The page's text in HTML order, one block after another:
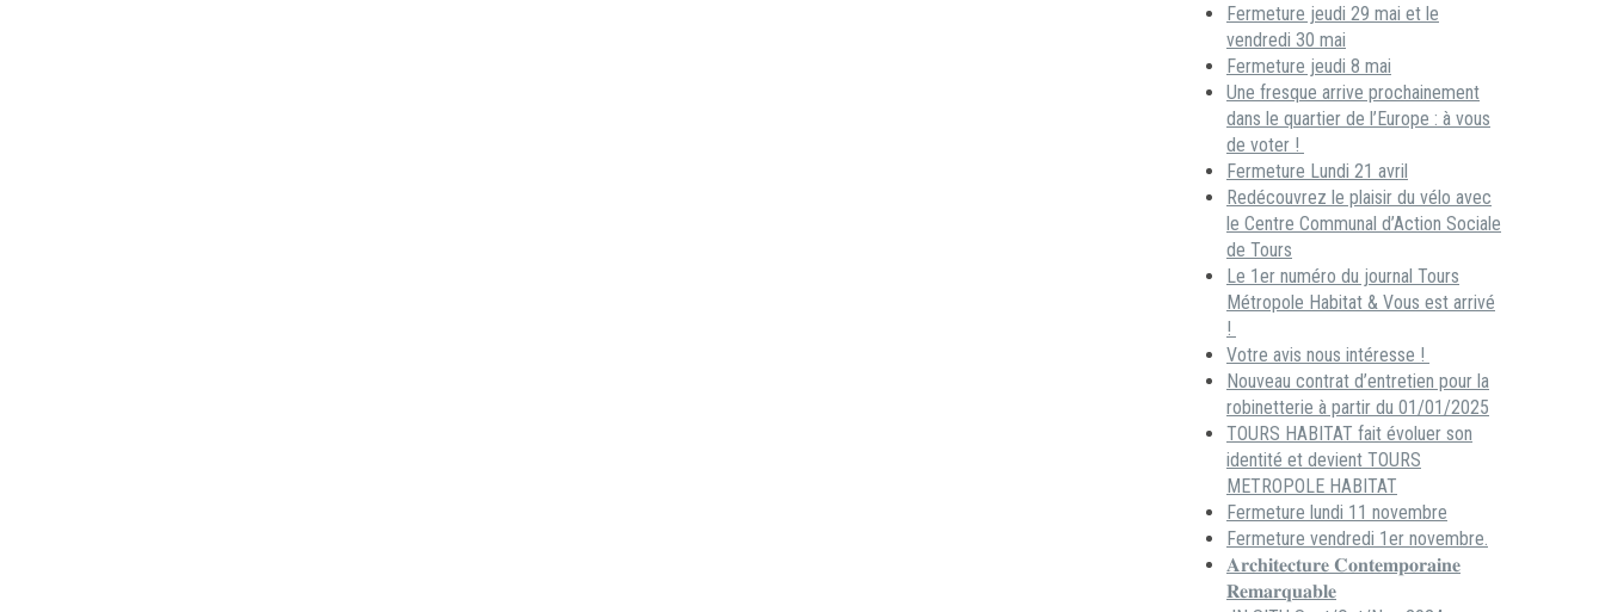
Fermeture jeudi 29 mai et le
vendredi 30 mai
Fermeture jeudi 8 mai
Une fresque arrive prochainement
dans le quartier de l’Europe : à vous
de voter !
Fermeture Lundi 21 avril
Redécouvrez le plaisir du vélo avec
le Centre Communal d’Action Sociale
de Tours
Le 1er numéro du journal Tours
Métropole Habitat & Vous est arrivé
!
Votre avis nous intéresse !
Nouveau contrat d’entretien pour la
robinetterie à partir du 01/01/2025
TOURS HABITAT fait évoluer son
identité et devient TOURS
METROPOLE HABITAT
Fermeture lundi 11 novembre
Fermeture vendredi 1er novembre.
𝐀𝐫𝐜𝐡𝐢𝐭𝐞𝐜𝐭𝐮𝐫𝐞 𝐂𝐨𝐧𝐭𝐞𝐦𝐩𝐨𝐫𝐚𝐢𝐧𝐞
𝐑𝐞𝐦𝐚𝐫𝐪𝐮𝐚𝐛𝐥𝐞